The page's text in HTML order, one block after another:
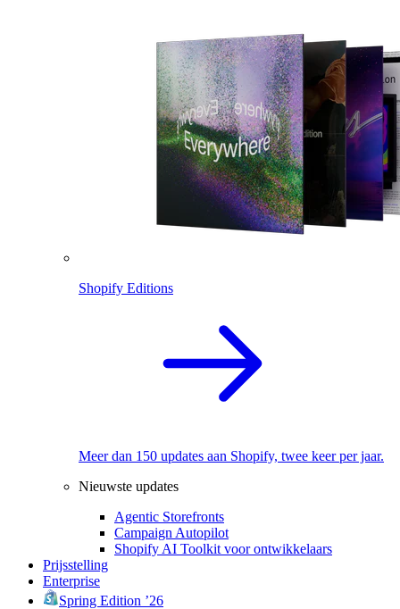
Shopify Editions
Meer dan 150 updates aan Shopify, twee keer per jaar.
Nieuwste updates
Agentic Storefronts
Campaign Autopilot
Shopify AI Toolkit voor ontwikkelaars
Prijsstelling
Enterprise
Spring Edition ’26